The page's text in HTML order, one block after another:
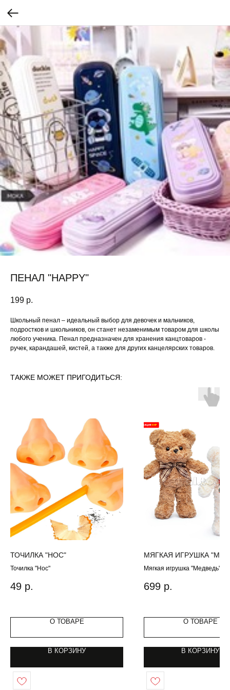
ПЕНАЛ "HAPPY"
199 р.
Школьный пенал – идеальный выбор для девочек и мальчиков,
подростков и школьников, он станет незаменимым товаром для школы
любого ученика. Пенал предназначен для хранения канцтоваров -
ручек, карандашей, кистей, а также для других канцелярских товаров.
ТАКЖЕ МОЖЕТ ПРИГОДИТЬСЯ:
ТОЧИЛКА "НОС"
Точилка "Нос"
49 р.
О ТОВАРЕ
В КОРЗИНУ
МЯГКАЯ ИГРУШКА
Мягкая игрушка "Медведь"
699 р.
О ТОВАРЕ
В КОРЗИНУ